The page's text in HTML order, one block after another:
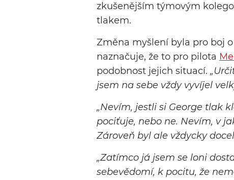
zkušenějším týmovým
tlakem.
Změna myšlení byla pro boj
naznačuje, že to pro pilota
podobnost jejich situací.
jsem na sebe vždy vyvíjel
„Nevím, jestli si George tlak
pociťuje, nebo ne. Nevím, v
Zároveň byl ale vždycky
„Zatímco já jsem se loni
sebevědomí, k pocitu, že